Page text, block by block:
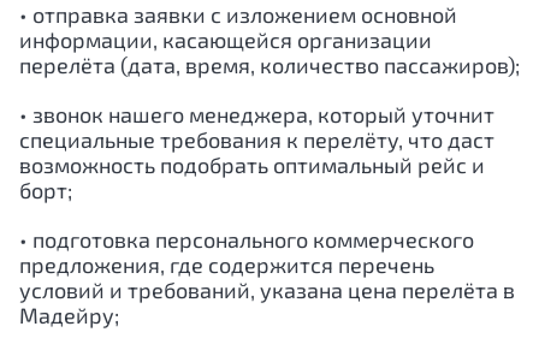
• отправка заявки с изложением основной
информации, касающейся организации
перелёта (дата, время, количество пассажиров);
• звонок нашего менеджера, который уточнит
специальные требования к перелёту, что даст
возможность подобрать оптимальный рейс и
борт;
• подготовка персонального коммерческого
предложения, где содержится перечень
условий и требований, указана цена перелёта в
Мадейру;